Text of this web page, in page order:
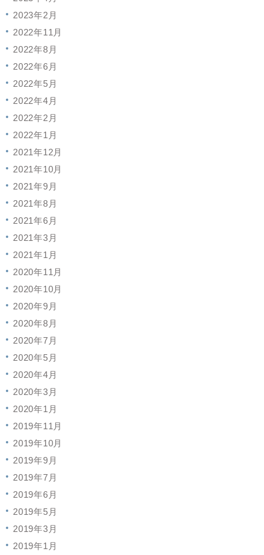
2023年2月
2022年11月
2022年8月
2022年6月
2022年5月
2022年4月
2022年2月
2022年1月
2021年12月
2021年10月
2021年9月
2021年8月
2021年6月
2021年3月
2021年1月
2020年11月
2020年10月
2020年9月
2020年8月
2020年7月
2020年5月
2020年4月
2020年3月
2020年1月
2019年11月
2019年10月
2019年9月
2019年7月
2019年6月
2019年5月
2019年3月
2019年1月